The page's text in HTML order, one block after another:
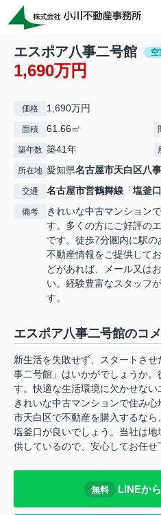
エスポア八事二号館 空
1,690万円
価格 1,690万円
面積 61.66㎡
築年数 築41年
所在地 愛知県名古屋市天白区八
交通 名古屋市営鶴舞線 「塩釜口
備考
きれいな中古マンション
す。多くの方にご好評の
です。徒歩7分圏内に駅
不動産情報をご提供して
どがあれば、メール又は
い。経験豊富なスタッフ
す。
エスポア八事二号館のコ
新生活を失敗せず、スタートさ
事二号館」はいかがでしょうか
す。快適な生活環境に欠かせない
きれいな中古マンションで住み
市天白区で不動産を購入するな
塩釜口が良いでしょう。当社は
供しているので、安心してお任せ
無料 LINEか